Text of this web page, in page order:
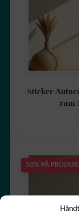
Sticker
ram
50% PÅ